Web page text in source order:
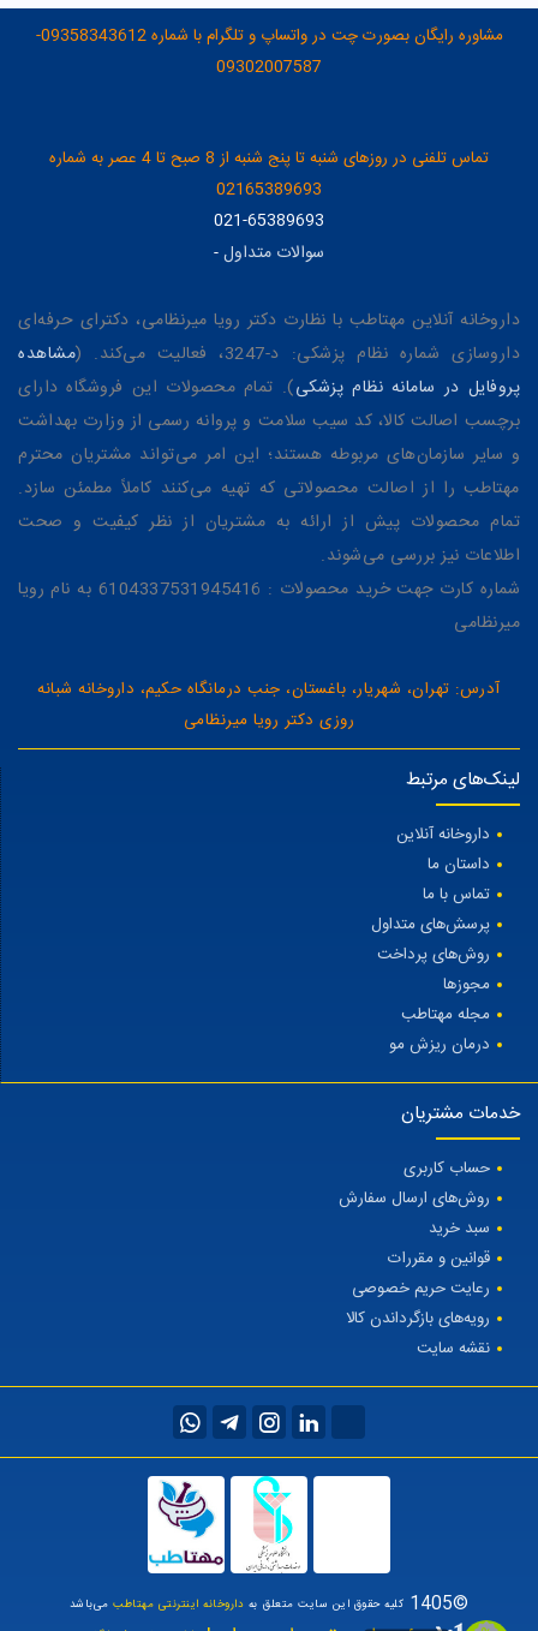
مشاوره رایگان بصورت چت در واتساپ و تلگرام با شماره 09358343612-
09302007587
تماس تلفنی در روزهای شنبه تا پنج شنبه از 8 صبح تا 4 عصر به شماره
02165389693
021-65389693
سوالات متداول-
داروخانه آنلاین مهتاطب با نظارت دکتر رویا میرنظامی، دکترای حرفه‌ای
داروسازی شماره نظام پزشکی: د-3247، فعالیت می‌کند. (
مشاهده
پروفایل در سامانه نظام پزشکی). تمام محصولات این فروشگاه دارای
برچسب اصالت کالا، کد سیب سلامت و پروانه رسمی از وزارت بهداشت
و سایر سازمان‌های مربوطه هستند؛ این امر می‌تواند مشتریان محترم
مهتاطب را از اصالت محصولاتی که تهیه می‌کنند کاملاً مطمئن سازد.
تمام محصولات پیش از ارائه به مشتریان از نظر کیفیت و صحت
اطلاعات نیز بررسی می‌شوند.
شماره کارت جهت خرید محصولات : 6104337531945416 به نام رویا
میرنظامی
آدرس: تهران، شهریار، باغستان، جنب درمانگاه حکیم، داروخانه شبانه
روزی دکتر رویا میرنظامی
لینک‌های مرتبط
داروخانه آنلاین
داستان ما
تماس با ما
پرسش‌های متداول
روش‌های پرداخت
مجوزها
مجله مهتاطب
درمان ریزش مو
خدمات مشتریان
حساب کاربری
روش‌های ارسال سفارش
سبد خرید
قوانین و مقررات
رعایت حریم خصوصی
رویه‌های بازگرداندن کالا
نقشه سایت
©1405 کلیه حقوق این سایت متعلق به داروخانه اینترنتی مهتاطبمی‌باشد